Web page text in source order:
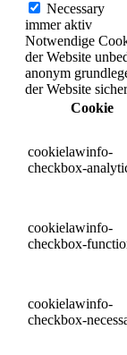
Necessary
immer aktiv
Notwendige
der Website
anonym
der Website
Cookie
cookielawinfo-
checkbox-
cookielawinfo-
checkbox-
cookielawinfo-
checkbox-